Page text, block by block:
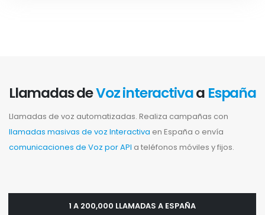
Llamadas deVoz interactivaa España
Llamadas de voz automatizadas. Realiza campañas con
llamadas masivas de voz Interactiva en España o envía
comunicaciones de Voz por API a teléfonos móviles y fijos.
1 A 200,000 LLAMADAS A ESPAÑA